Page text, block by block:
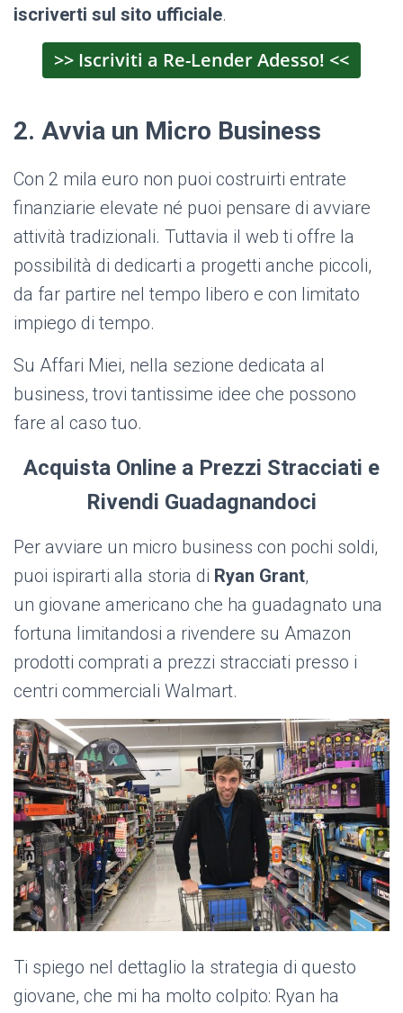
iscriverti sul sito ufficiale.
>> Iscriviti a Re-Lender Adesso! <<
2. Avvia un Micro Business
Con 2 mila euro non puoi costruirti entrate
finanziarie elevate né puoi pensare di avviare
attività tradizionali. Tuttavia il web ti offre la
possibilità di dedicarti a progetti anche piccoli,
da far partire nel tempo libero e con limitato
impiego di tempo.
Su Affari Miei, nella sezione dedicata al
business, trovi tantissime idee che possono
fare al caso tuo.
Acquista Online a Prezzi Stracciati e
Rivendi Guadagnandoci
Per avviare un micro business con pochi soldi,
puoi ispirarti alla storia di Ryan Grant,
un giovane americano che ha guadagnato una
fortuna limitandosi a rivendere su Amazon
prodotti comprati a prezzi stracciati presso i
centri commerciali Walmart.
Ti spiego nel dettaglio la strategia di questo
giovane, che mi ha molto colpito: Ryan ha